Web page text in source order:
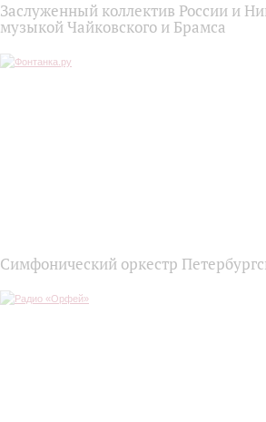
Заслуженный коллектив России и
музыкой Чайковского и Брамса
Симфонический оркестр